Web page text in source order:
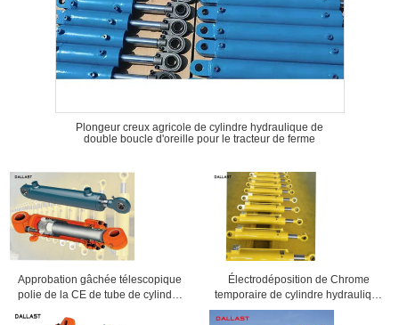
Plongeur creux agricole de cylindre hydraulique de
double boucle d'oreille pour le tracteur de ferme
Approbation gâchée télescopique
polie de la CE de tube de cylindre
Électrodéposition de Chrome
temporaire de cylindre hydraulique
de double de 4 tonnes pour des